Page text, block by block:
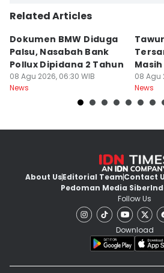
Related Articles
Dokumen BMW Diduga
Palsu, Nasabah Bank
Pollux Dipidana 2 Tahun
08 Agu 2026, 06:30 WIB
News
Masih
08 Agu
News
About UsEditorial TeamContact
Pedoman Media Siber
Follow Us
Download